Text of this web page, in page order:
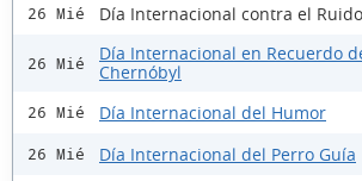
26 Mié Día Internacional contra el Ruido
26 Mié
Día Internacional en Recuerdo
Chernóbyl
26 Mié Día Internacional del Humor
26 Mié Día Internacional del Perro Guía